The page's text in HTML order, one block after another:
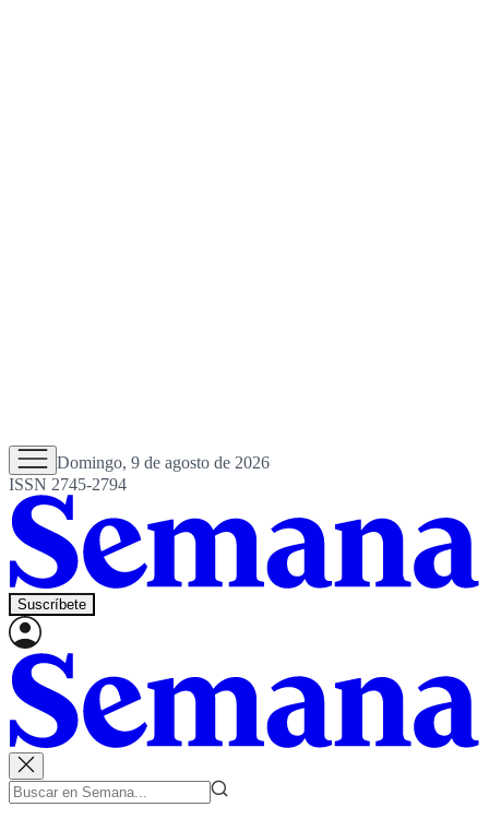
Domingo, 9 de agosto de 2026
ISSN 2745-2794
Suscríbete